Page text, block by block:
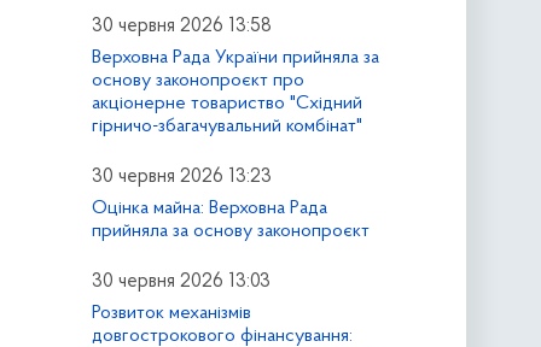
30 червня 2026 13:58
Верховна Рада України прийняла за
основу законопроєкт про
акціонерне товариство "Східний
гірничо-збагачувальний комбінат"
30 червня 2026 13:23
Оцінка майна: Верховна Рада
прийняла за основу законопроєкт
30 червня 2026 13:03
Розвиток механізмів
довгострокового фінансування: